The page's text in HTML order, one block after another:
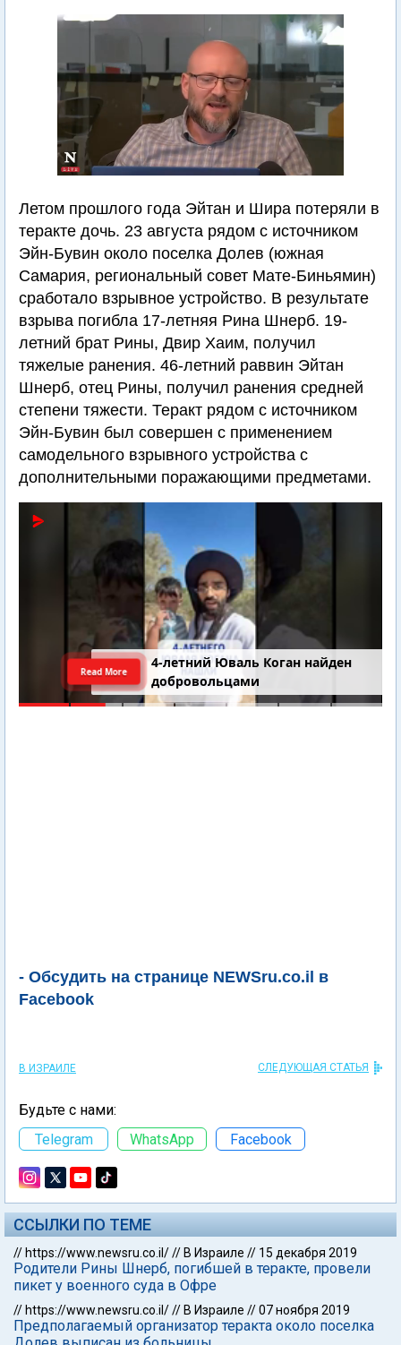
Летом прошлого года Эйтан и Шира потеряли в
теракте дочь. 23 августа рядом с источником
Эйн-Бувин около поселка Долев (южная
Самария, региональный совет Мате-Биньямин)
сработало взрывное устройство. В результате
взрыва погибла 17-летняя Рина Шнерб. 19-
летний брат Рины, Двир Хаим, получил
тяжелые ранения. 46-летний раввин Эйтан
Шнерб, отец Рины, получил ранения средней
степени тяжести. Теракт рядом с источником
Эйн-Бувин был совершен с применением
самодельного взрывного устройства с
дополнительными поражающими предметами.
4-летний Юваль Коган найден
добровольцами
Read More
- Обсудить на странице NEWSru.co.il в
Facebook
В ИЗРАИЛЕ СЛЕДУЮЩАЯ СТАТЬЯ
Будьте с нами:
Telegram
WhatsApp Facebook
ССЫЛКИ ПО ТЕМЕ
// https://www.newsru.co.il/// В Израиле // 15 декабря 2019
Родители Рины Шнерб, погибшей в теракте, провели
пикет у военного суда в Офре
// https://www.newsru.co.il/// В Израиле //07 ноября 2019
Предполагаемый организатор теракта около поселка